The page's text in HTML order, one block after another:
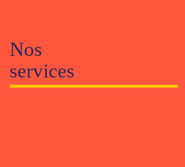
Nos
services